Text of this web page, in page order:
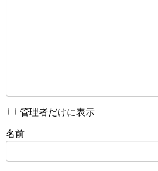
管理者だけに表示
名前